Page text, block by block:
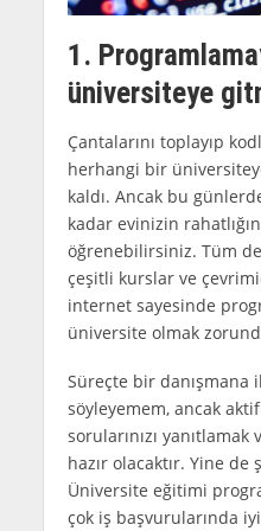
1.
üniversiteye
Çantalarını toplayıp
herhangi bir
kaldı. Ancak bu
kadar evinizin
öğrenebilirsiniz. Tüm
çeşitli kurslar ve
internet sayesinde
üniversite olmak
Süreçte bir danışmana
söyleyemem, ancak
sorularınızı
hazır olacaktır. Yine
Üniversite eğitimi
çok iş başvurularında